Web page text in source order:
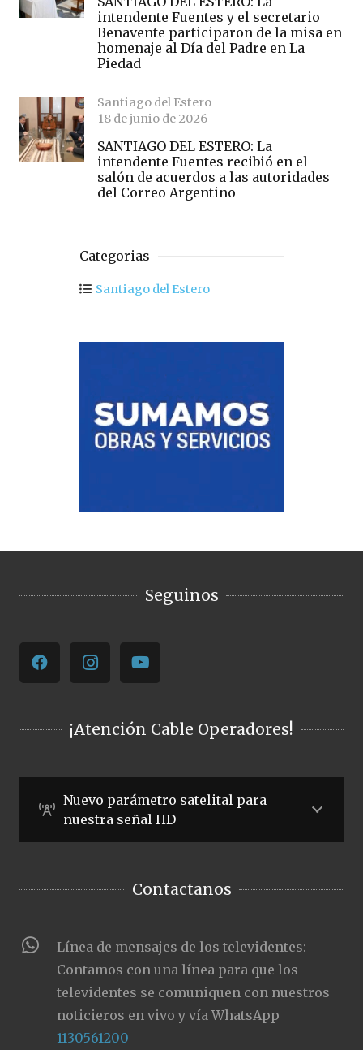
intendente Fuentes y el secretario
Benavente participaron de la misa en
homenaje al Día del Padre en La
Piedad
Santiago del Estero
18 de junio de 2026
SANTIAGO DEL ESTERO: La
intendente Fuentes recibió en el
salón de acuerdos a las autoridades
del Correo Argentino
Categorias
Santiago del Estero
Seguinos
¡Atención Cable Operadores!
Nuevo parámetro satelital para
nuestra señal HD
Contactanos
Línea de mensajes de los televidentes:
Contamos con una línea para que los
televidentes se comuniquen con nuestros
noticieros en vivo y vía WhatsApp
1130561200